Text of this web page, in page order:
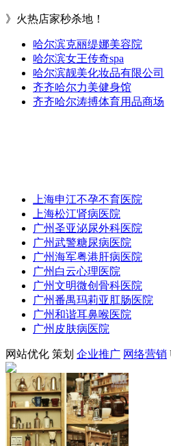
》火热店家秒杀地！
哈尔滨克丽缇娜美容院
哈尔滨女王传奇spa
哈尔滨靓美化妆品有限公司
齐齐哈尔力美健身馆
齐齐哈尔涛搏体育用品商场
上海申江不孕不育医院
上海松江肾病医院
广州圣亚泌尿外科医院
广州武警糖尿病医院
广州海军粤港肝病医院
广州白云心理医院
广州文明微创骨科医院
广州番禺玛莉亚肛肠医院
广州和谐耳鼻喉医院
广州皮肤病医院
网站优化 策划 企业推广 网络营销